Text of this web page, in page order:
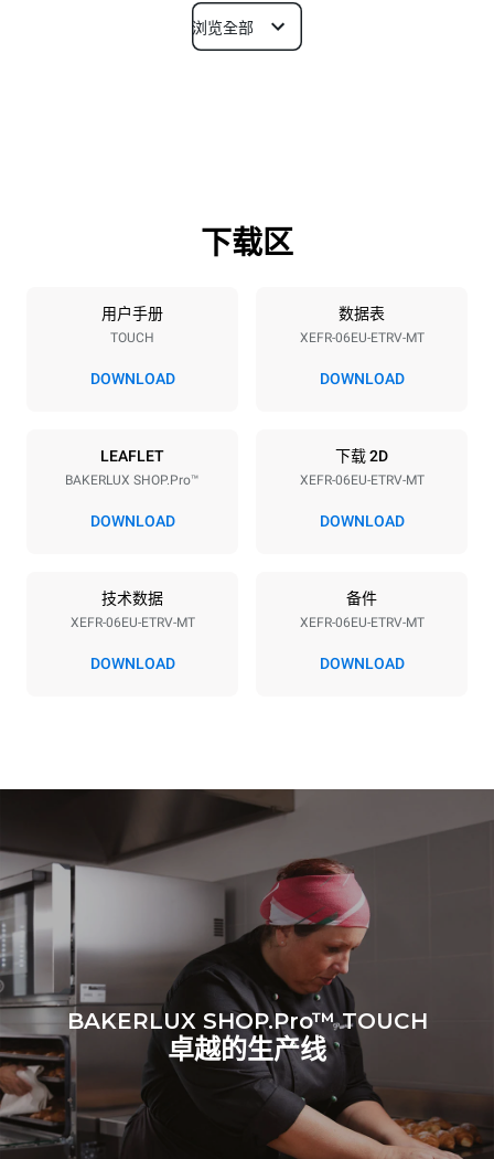
尺寸
烤盘规格
6 600x400
烤盘间距
380-415V 3N~ / 220-240V
3~
9.5 kW
50 / 60 Hz 不包括
连接到的电网的能源组合；
通过选择购买由可再生能源
生产的能源，后者可以被消
Greenhouse Gas
Protocol
浏览全部
下载区
用户手册
TOUCH
DOWNLOAD
数据表
XEFR-06EU-ETRV-MT
DOWNLOAD
LEAFLET
BAKERLUX SHOP.Pro™
DOWNLOAD
下载 2D
XEFR-06EU-ETRV-MT
DOWNLOAD
技术数据
XEFR-06EU-ETRV-MT
DOWNLOAD
备件
XEFR-06EU-ETRV-MT
DOWNLOAD
BAKERLUX SHOP.Pro™ TOUCH
卓越的生产线